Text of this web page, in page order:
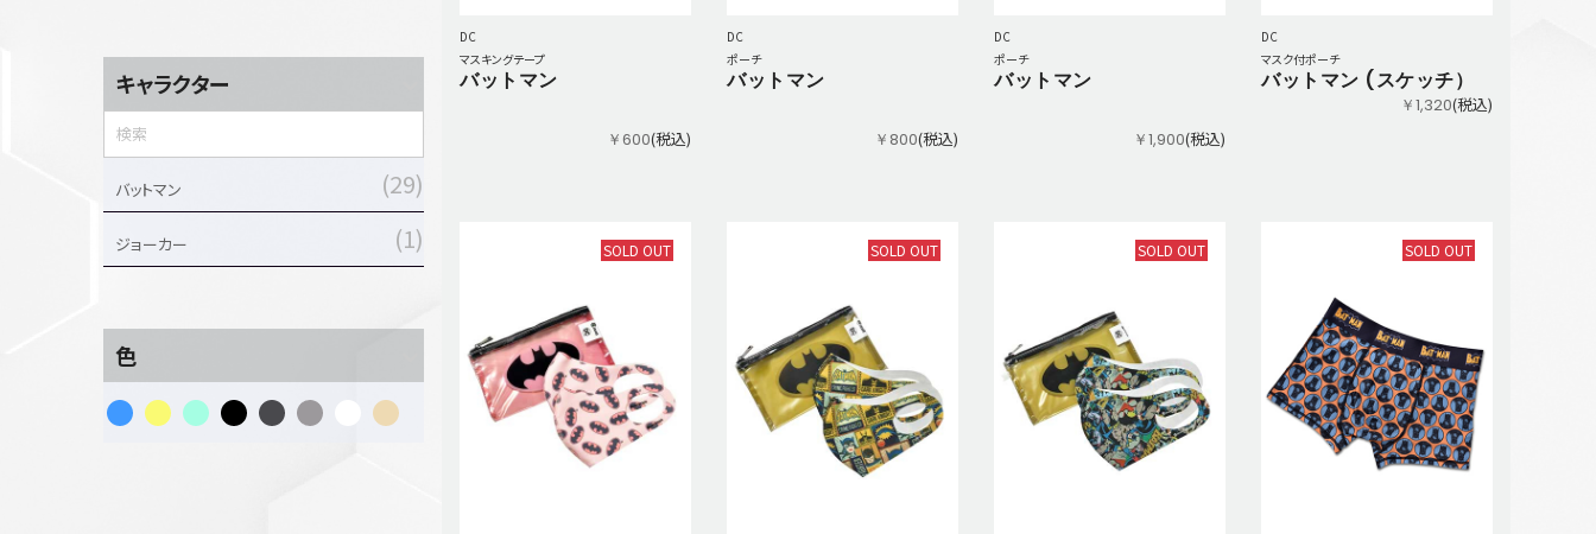
DC
マスキングテープ
バットマン
￥600(税込)
DC
ポーチ
バットマン
￥800(税込)
DC
ポーチ
バットマン
￥1,900(税込)
DC
マスク付ポーチ
バットマン (スケッチ）
￥1,320(税込)
SOLD OUT SOLD OUT SOLD OUT SOLD OUT
ポーチ 2
ロングスカート 1
シャツ 3
シューズ 3
T-シャツ 5
トップス&ボトムセット 1
キャラクター
バットマン 29
ジョーカー 1
色